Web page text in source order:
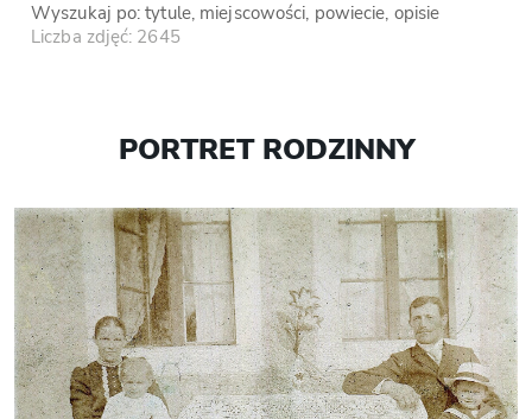
Wyszukaj po: tytule, miejscowości, powiecie, opisie
Liczba zdjęć: 2645
PORTRET RODZINNY